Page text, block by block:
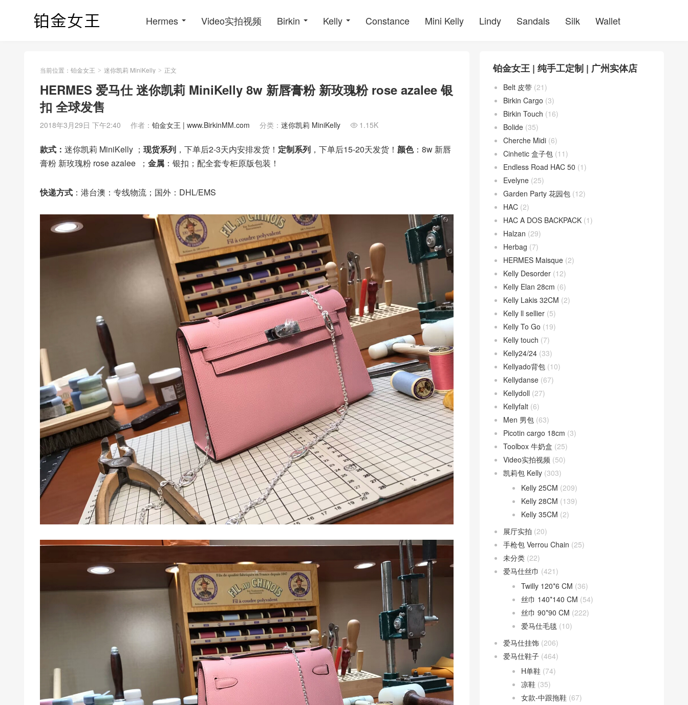
Hermes Video实拍视频 Birkin Kelly Constance Mini Kelly Lindy Sandals Silk Wallet
当前位置： 铂金女王 > 迷你凯莉 MiniKelly > 正文
HERMES 爱马仕 迷你凯莉 MiniKelly 8w 新唇膏粉 新玫瑰粉 rose azalee 银
扣 全球发售
2018年3月29日 下午2:40 作者： 铂金女王 | www.BirkinMM.com 分类： 迷你凯莉 MiniKelly  1.15K
款式： 迷你凯莉 MiniKelly ； 现货系列 ，下单后2-3天内安排发货！ 定制系列 ，下单后15-20天发货！ 颜色：8w 新唇
膏粉 新玫瑰粉 rose azalee ； 金属 ：银扣；配全套专柜原版包装！
快递方式 ：港台澳：专线物流；国外：DHL/EMS
铂金女王 | 纯手工定制 | 广州实体店
Belt 皮带 (21)
Birkin Cargo (3)
Birkin Touch (16)
Bolide (35)
Cherche Midi (6)
Cinhetic 盒子包 (11)
Endless Road HAC 50 (1)
Evelyne (25)
Garden Party 花园包 (12)
HAC (2)
HAC A DOS BACKPACK (1)
Halzan (29)
Herbag (7)
HERMES Maisque (2)
Kelly Desorder (12)
Kelly Elan 28cm (6)
Kelly Lakis 32CM (2)
Kelly ll sellier (5)
Kelly To Go (19)
Kelly touch (7)
Kelly24/24 (33)
Kellyado背包 (10)
Kellydanse (67)
Kellydoll (27)
Kellyfalt (6)
Men 男包 (63)
Picotin cargo 18cm (3)
Toolbox 牛奶盒 (25)
Video实拍视频 (50)
凯莉包 Kelly (303)
Kelly 25CM (209)
Kelly 28CM (139)
Kelly 35CM (2)
展厅实拍 (20)
手枪包 Verrou Chain (25)
未分类 (22)
爱马仕丝巾 (421)
Twilly 120*6 CM (36)
丝巾 140*140 CM (54)
丝巾 90*90 CM (222)
爱马仕毛毯 (10)
爱马仕挂饰 (206)
爱马仕鞋子 (464)
H单鞋 (74)
凉鞋 (35)
女款-中跟拖鞋 (67)